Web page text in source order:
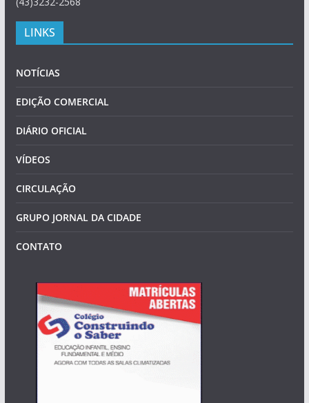
LINKS
NOTÍCIAS
EDIÇÃO COMERCIAL
DIÁRIO OFICIAL
VÍDEOS
CIRCULAÇÃO
GRUPO JORNAL DA CIDADE
CONTATO